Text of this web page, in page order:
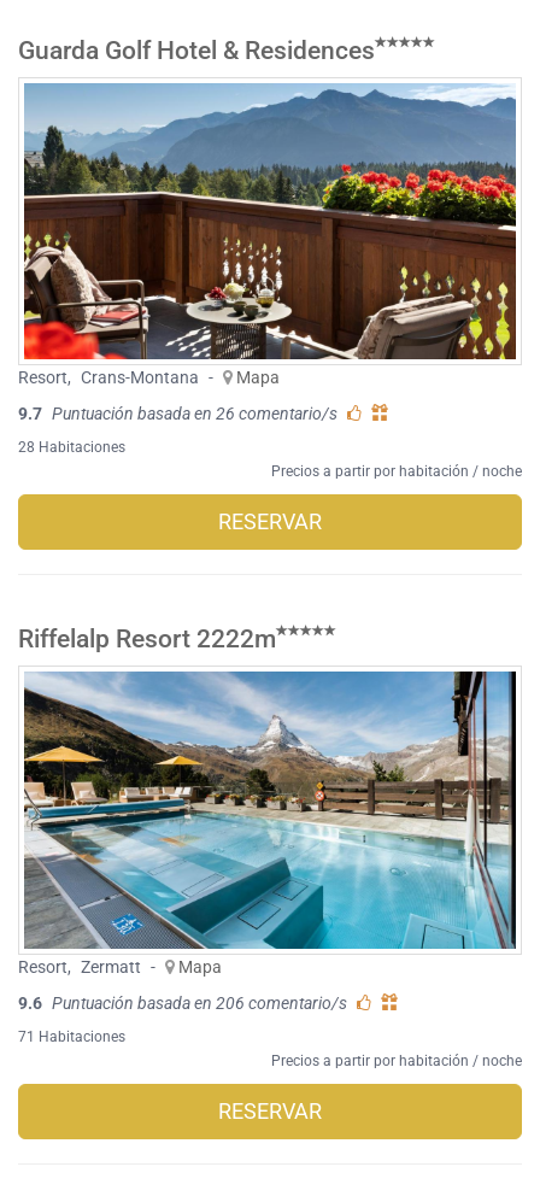
Guarda Golf Hotel & Residences
Resort, Crans-Montana -
Mapa
9.7 Puntuación basada en 26 comentario/s
28 Habitaciones
Precios a partir por habitación / noche
RESERVAR
Riffelalp Resort 2222m
Resort, Zermatt -
Mapa
9.6 Puntuación basada en 206 comentario/s
71 Habitaciones
Precios a partir por habitación / noche
RESERVAR